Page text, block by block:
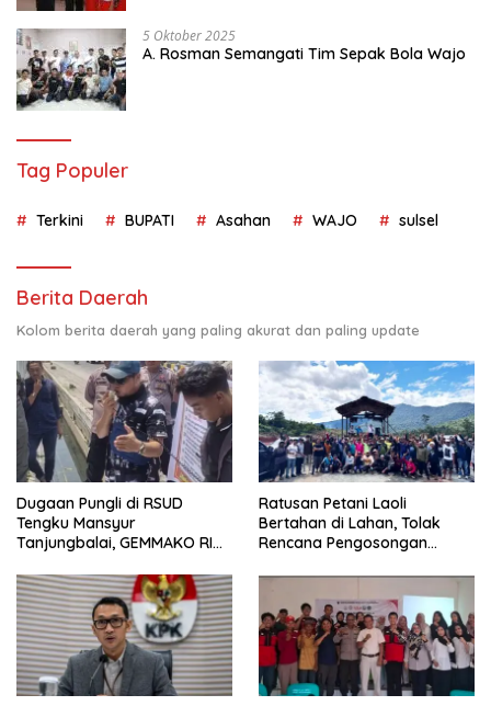
5 Oktober 2025
A. Rosman Semangati Tim Sepak Bola Wajo
Tag Populer
Terkini BUPATI Asahan WAJO sulsel
Berita Daerah
Kolom berita daerah yang paling akurat dan paling update
Dugaan Pungli di RSUD
Tengku Mansyur
Tanjungbalai, GEMMAKO RI
Tuntas
Ratusan Petani Laoli
Bertahan di Lahan, Tolak
Rencana Pengosongan